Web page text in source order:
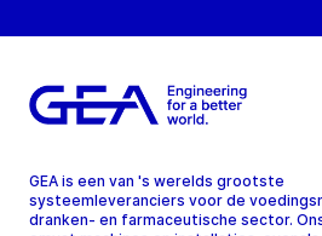
GEA is een van 's werelds grootste
systeemleveranciers voor de
dranken- en farmaceutische sector.